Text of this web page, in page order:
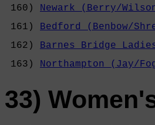
160) Newark (Berry/
161) Bedford (Benbow/
162) Barnes Bridge
163) Northampton (Jay/
33)